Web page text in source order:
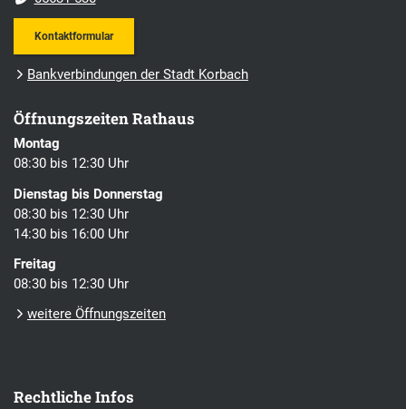
Kontaktformular
Bankverbindungen der Stadt Korbach
Öffnungszeiten Rathaus
Montag
08:30 bis 12:30 Uhr
Dienstag bis Donnerstag
08:30 bis 12:30 Uhr
14:30 bis 16:00 Uhr
Freitag
08:30 bis 12:30 Uhr
weitere Öffnungszeiten
Rechtliche Infos